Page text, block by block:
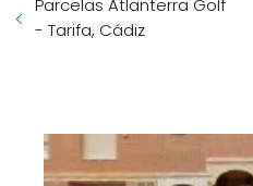
- Tarifa, Cádiz